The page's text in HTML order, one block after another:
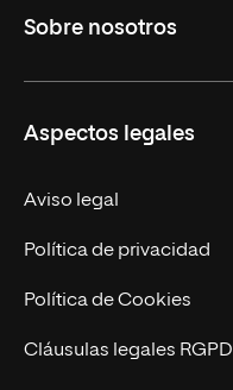
Maestrías
Sobre nosotros
Trabaja en UNIR
Actualidad
Contacto
Aspectos legales
Aviso legal
Política de privacidad
Política de Cookies
Cláusulas legales RGPD